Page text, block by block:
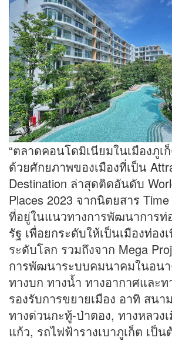
“ตลาดคอนโดมิเนียมในเมืองภูเ
ด้วยศักยภาพของเมืองที่เป็น
Destination ล่าสุดติดอันดับ
Places 2023 จากนิตยสาร
ที่อยู่ในแนวทางการพัฒนาการท่
รัฐ เพื่อยกระดับให้เป็นเมืองท่อง
ระดับโลก รวมถึงจาก Mega
การพัฒนาระบบคมนาคมในอน
ทางบก ทางน้ำ ทางอากาศและท
รองรับการขยายเมือง อาทิ สนา
ทางด่วนกะทู้-ป่าตอง, ทางหลวงเ
แก้ว, รถไฟฟ้ารางเบาภูเก็ต เป็น